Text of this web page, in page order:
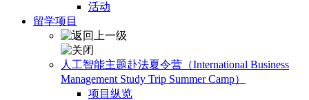
活动
留学项目
人工智能主题赴法夏令营（International Business
Management Study Trip Summer Camp）
项目纵览